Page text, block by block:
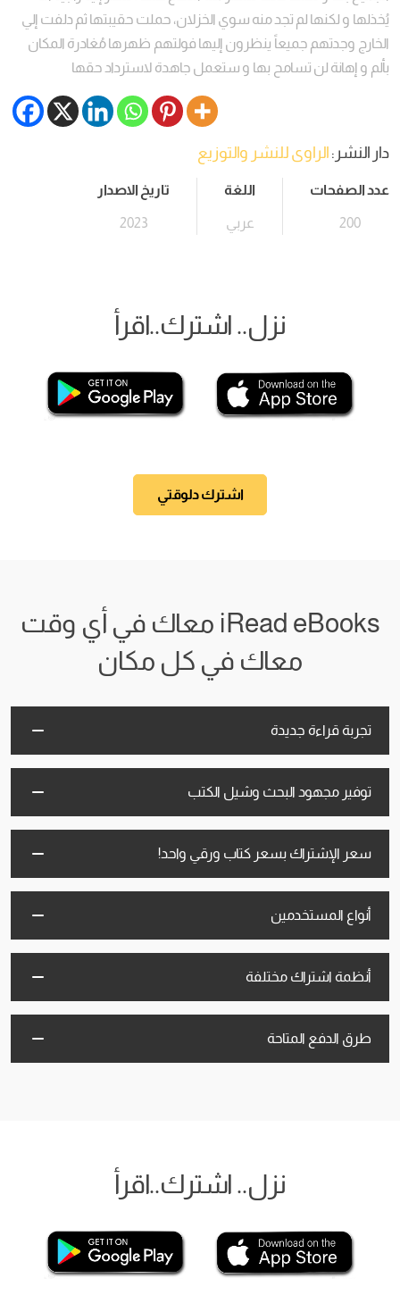
يُخذلها و لكنها لم تجد منه سوي الخزلان، حملت حقيبتها ثم دلفت إلي
الخارج وجدتهم جميعاً ينظرون إليها فولتهم ظهرها مُغادرة المكان
بألم و إهانة لن تسامح بها و ستعمل جاهدة لاسترداد حقها
دار النشر: الراوى للنشر والتوزيع
عدد الصفحات
200
اللغة
عربي
تاريخ الاصدار
2023
نزل.. اشترك..اقرأ
اشترك دلوقتي
iRead eBooks معاك في أي وقت
معاك في كل مكان
تجربة قراءة جديدة
توفير مجهود البحث وشيل الكتب
سعر الإشتراك بسعر كتاب ورقي واحد!
أنواع المستخدمين
أنظمة اشتراك مختلفة
طرق الدفع المتاحة
نزل.. اشترك..اقرأ